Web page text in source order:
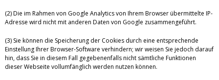
(2) Die im Rahmen von Google Analytics von Ihrem Browser übermittelte IP-
Adresse wird nicht mit anderen Daten von Google zusammengeführt.
(3) Sie können die Speicherung der Cookies durch eine entsprechende
Einstellung Ihrer Browser-Software verhindern; wir weisen Sie jedoch darauf
hin, dass Sie in diesem Fall gegebenenfalls nicht sämtliche Funktionen
dieser Webseite vollumfänglich werden nutzen können.